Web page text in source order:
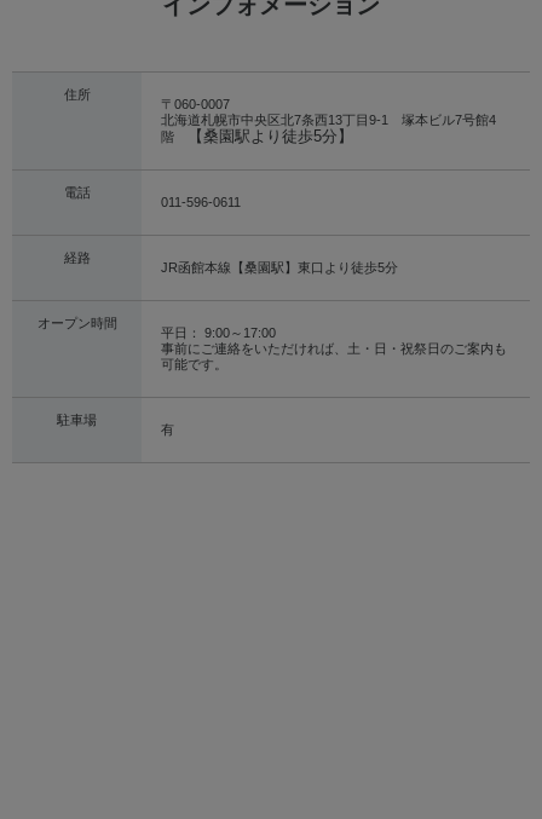
住所
〒060‐0007
北海道札幌市中央区北7条西13丁目9-1 塚本ビル7号館4
階
【桑園駅より徒歩5分】
電話
011-596-0611
経路
JR函館本線【桑園駅】東口より徒歩5分
オープン時間
平日： 9:00～17:00
事前にご連絡をいただければ、土・日・祝祭日のご案内も
可能です。
駐車場
有